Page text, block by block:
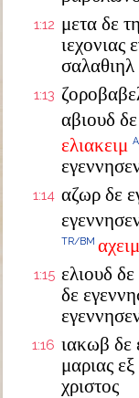
1:12 μετα δε
ιεχονιας
1:13
αβιουδ
ελιακειμ
1:14 αζωρ δε
TR/BM αχειμ
1:15 ελιουδ
δε
1:16 ιακωβ δε
μαριας
χριστος